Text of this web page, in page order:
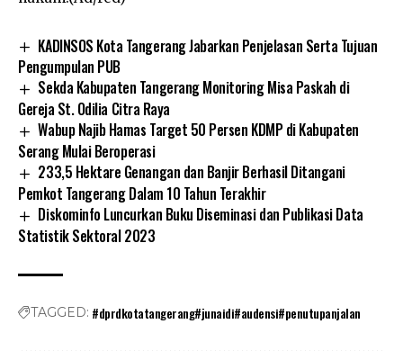
KADINSOS Kota Tangerang Jabarkan Penjelasan Serta Tujuan
Pengumpulan PUB
Sekda Kabupaten Tangerang Monitoring Misa Paskah di
Gereja St. Odilia Citra Raya
Wabup Najib Hamas Target 50 Persen KDMP di Kabupaten
Serang Mulai Beroperasi
233,5 Hektare Genangan dan Banjir Berhasil Ditangani
Pemkot Tangerang Dalam 10 Tahun Terakhir
Diskominfo Luncurkan Buku Diseminasi dan Publikasi Data
Statistik Sektoral 2023
TAGGED: #dprdkotatangerang#junaidi#audensi#penutupanjalan